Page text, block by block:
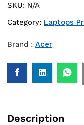
SKU: N/A
Category: Laptops
Brand : Acer
Description